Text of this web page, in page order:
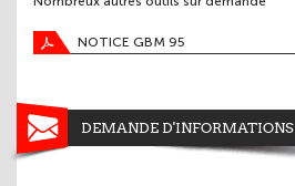
NOTICE GBM 95
DEMANDE D'INFORMATIONS